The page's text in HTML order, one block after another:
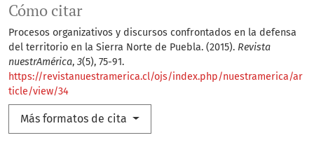
Cómo citar
Procesos organizativos y discursos confrontados en la defensa
del territorio en la Sierra Norte de Puebla. (2015). Revista
nuestrAmérica, 3(5), 75-91.
https://revistanuestramerica.cl/ojs/index.php/nuestramerica/ar
ticle/view/34
Más formatos de cita